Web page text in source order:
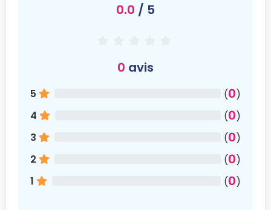
0.0 / 5
0 avis
5 (0)
4
(0)
3
(0)
2
(0)
1
(0)